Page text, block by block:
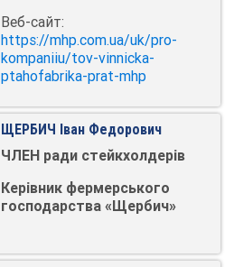
Веб-сайт:
https://mhp.com.ua/uk/pro-
kompaniiu/tov-vinnicka-
ptahofabrika-prat-mhp
ЩЕРБИЧ Іван Федорович
ЧЛЕН ради стейкхолдерів
Керівник фермерського
господарства «Щербич»